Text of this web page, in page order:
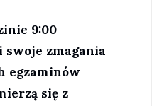
9:00
zmagania
egzaminów
się z